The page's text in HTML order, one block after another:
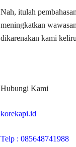
Nah, itulah
meningkatkan
dikarenakan kami
Hubungi Kami
korekapi.id
Telp : 085648741988